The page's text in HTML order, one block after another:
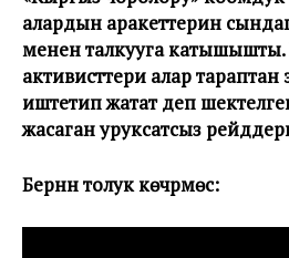
алардын аракеттерин
менен талкууга
активисттери алар тараптан
иштетип жатат деп
жасаган уруксатсыз
Берүүнүн толук көчүрмөсү: